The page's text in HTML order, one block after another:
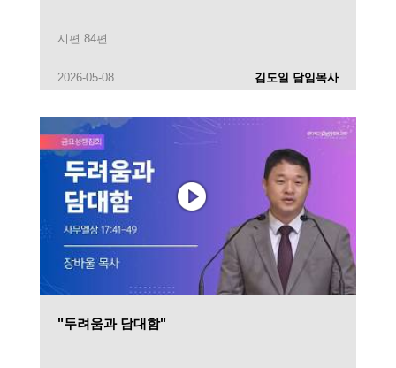
시편 84편
2026-05-08 김도일 담임목사
"두려움과 담대함"